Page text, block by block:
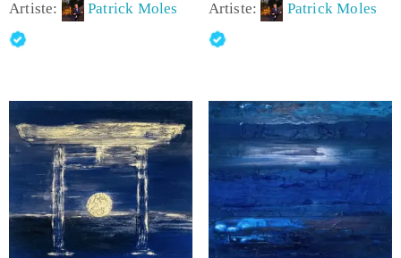
Artiste: Patrick Moles Artiste: Patrick Moles